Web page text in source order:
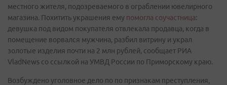
местного жителя, подозреваемого в ограблении ювелирного
магазина. Похитить украшения ему помогла соучастница:
девушка под видом покупателя отвлекала продавца, когда в
помещение ворвался мужчина, разбил витрину и украл
золотые изделия почти на 2 млн рублей, сообщает РИА
VladNews со ссылкой на УМВД России по Приморскому краю.
Возбуждено уголовное дело по по признакам преступления,